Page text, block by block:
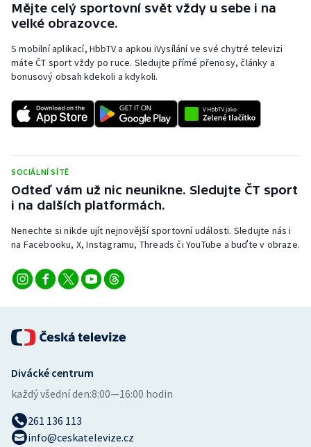
Mějte celý sportovní svět vždy u sebe i na
velké obrazovce.
S mobilní aplikací, HbbTV a apkou iVysílání ve své chytré televizi
máte ČT sport vždy po ruce. Sledujte přímé přenosy, články a
bonusový obsah kdekoli a kdykoli.
SOCIÁLNÍ SÍTĚ
Odteď vám už nic neunikne. Sledujte ČT sport
i na dalších platformách.
Nenechte si nikde ujít nejnovější sportovní události. Sledujte nás i
na Facebooku, X, Instagramu, Threads či YouTube a buďte v obraze.
Divácké centrum
každý všední den:8:00—16:00 hodin
261 136 113
info@ceskatelevize.cz